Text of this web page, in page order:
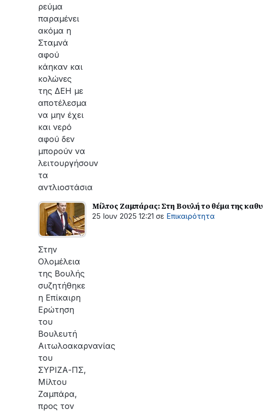
ρεύμα
παραμένει
ακόμα η
Σταμνά
αφού
κάηκαν και
κολώνες
της ΔΕΗ με
αποτέλεσμα
να μην έχει
και νερό
αφού δεν
μπορούν να
λειτουργήσουν
τα
αντλιοστάσια
Μίλτος Ζαμπάρας: Στη Βουλή το θέμα της
25 Ιουν 2025 12:21 σε Επικαιρότητα
Στην
Ολομέλεια
της Βουλής
συζητήθηκε
η Επίκαιρη
Ερώτηση
του
Βουλευτή
Αιτωλοακαρνανίας
του
ΣΥΡΙΖΑ-ΠΣ,
Μίλτου
Ζαμπάρα,
προς τον